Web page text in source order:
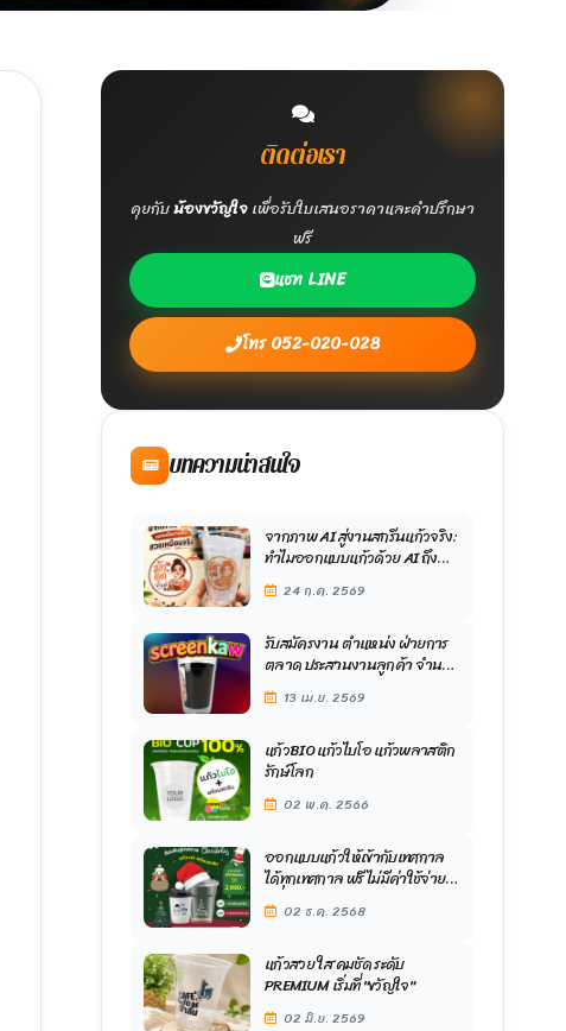
ติดต่อเรา
คุยกับน้องขวัญใจเพื่อรับใบเสนอราคาและคำปรึกษา
ฟรี
แชท LINE
โทร 052-020-028
บทความน่าสนใจ
จากภาพ AI สู่งานสกรีนแก้วจริง:
ทำไมออกแบบแก้วด้วย AI ถึง
สวยตรงปกกว่า?
24 ก.ค. 2569
รับสมัครงาน ตำแหน่ง ฝ่ายการ
ตลาด ประสานงานลูกค้า จำนวน
1 อัตรา เพศชาย หญิง LGBTQ+
รายได้ดี
13 เม.ย. 2569
แก้วBIO แก้วไบโอ แก้วพลาสติก
รักษ์โลก
02 พ.ค. 2566
ออกแบบแก้วให้เข้ากับเทศกาล
ได้ทุกเทศกาล ฟรี ไม่มีค่าใช้จ่าย
ต้องขวัญใจมหาชน นะคะ
02 ธ.ค. 2568
แก้วสวย ใส คมชัด ระดับ
PREMIUM เริ่มที่ "ขวัญใจ"
02 มิ.ย. 2569